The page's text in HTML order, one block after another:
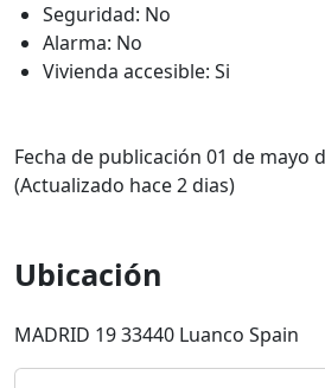
Seguridad: No
Alarma: No
Vivienda accesible: Si
Fecha de publicación 01 de mayo
(Actualizado hace 2 dias)
Ubicación
MADRID 19 33440 Luanco Spain